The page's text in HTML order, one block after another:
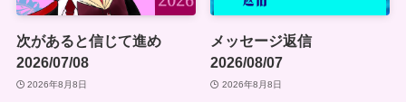
次があると信じて進め
2026/07/08
2026年8月8日
メッセージ返信
2026/08/07
2026年8月8日